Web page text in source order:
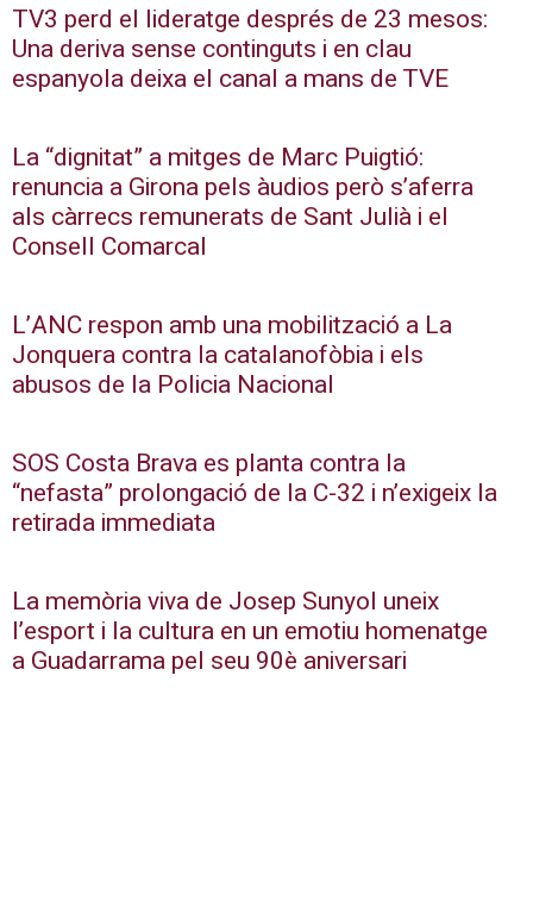
TV3 perd el lideratge després de 23 mesos:
Una deriva sense continguts i en clau
espanyola deixa el canal a mans de TVE
La “dignitat” a mitges de Marc Puigtió:
renuncia a Girona pels àudios però s’aferra
als càrrecs remunerats de Sant Julià i el
Consell Comarcal
L’ANC respon amb una mobilització a La
Jonquera contra la catalanofòbia i els
abusos de la Policia Nacional
SOS Costa Brava es planta contra la
“nefasta” prolongació de la C-32 i n’exigeix la
retirada immediata
La memòria viva de Josep Sunyol uneix
l’esport i la cultura en un emotiu homenatge
a Guadarrama pel seu 90è aniversari